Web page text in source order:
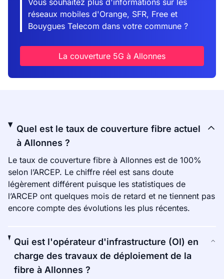
Vous souhaitez plus d'informations sur les
réseaux mobiles d'Orange, SFR, Free et
Bouygues Telecom dans votre commune ?
La couverture 5G à Allonnes
Quel est le taux de couverture fibre actuel
à Allonnes ?
Le taux de couverture fibre à Allonnes est de 100%
selon l’ARCEP. Le chiffre réel est sans doute
légèrement différent puisque les statistiques de
l’ARCEP ont quelques mois de retard et ne tiennent pas
encore compte des évolutions les plus récentes.
Qui est l'opérateur d'infrastructure (OI) en
charge des travaux de déploiement de la
fibre à Allonnes ?